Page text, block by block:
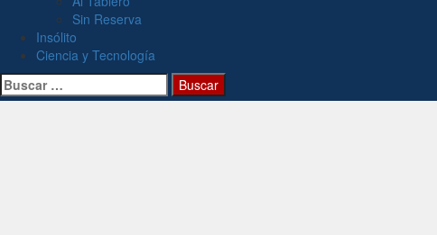
Sin Reserva
Insólito
Ciencia y Tecnología